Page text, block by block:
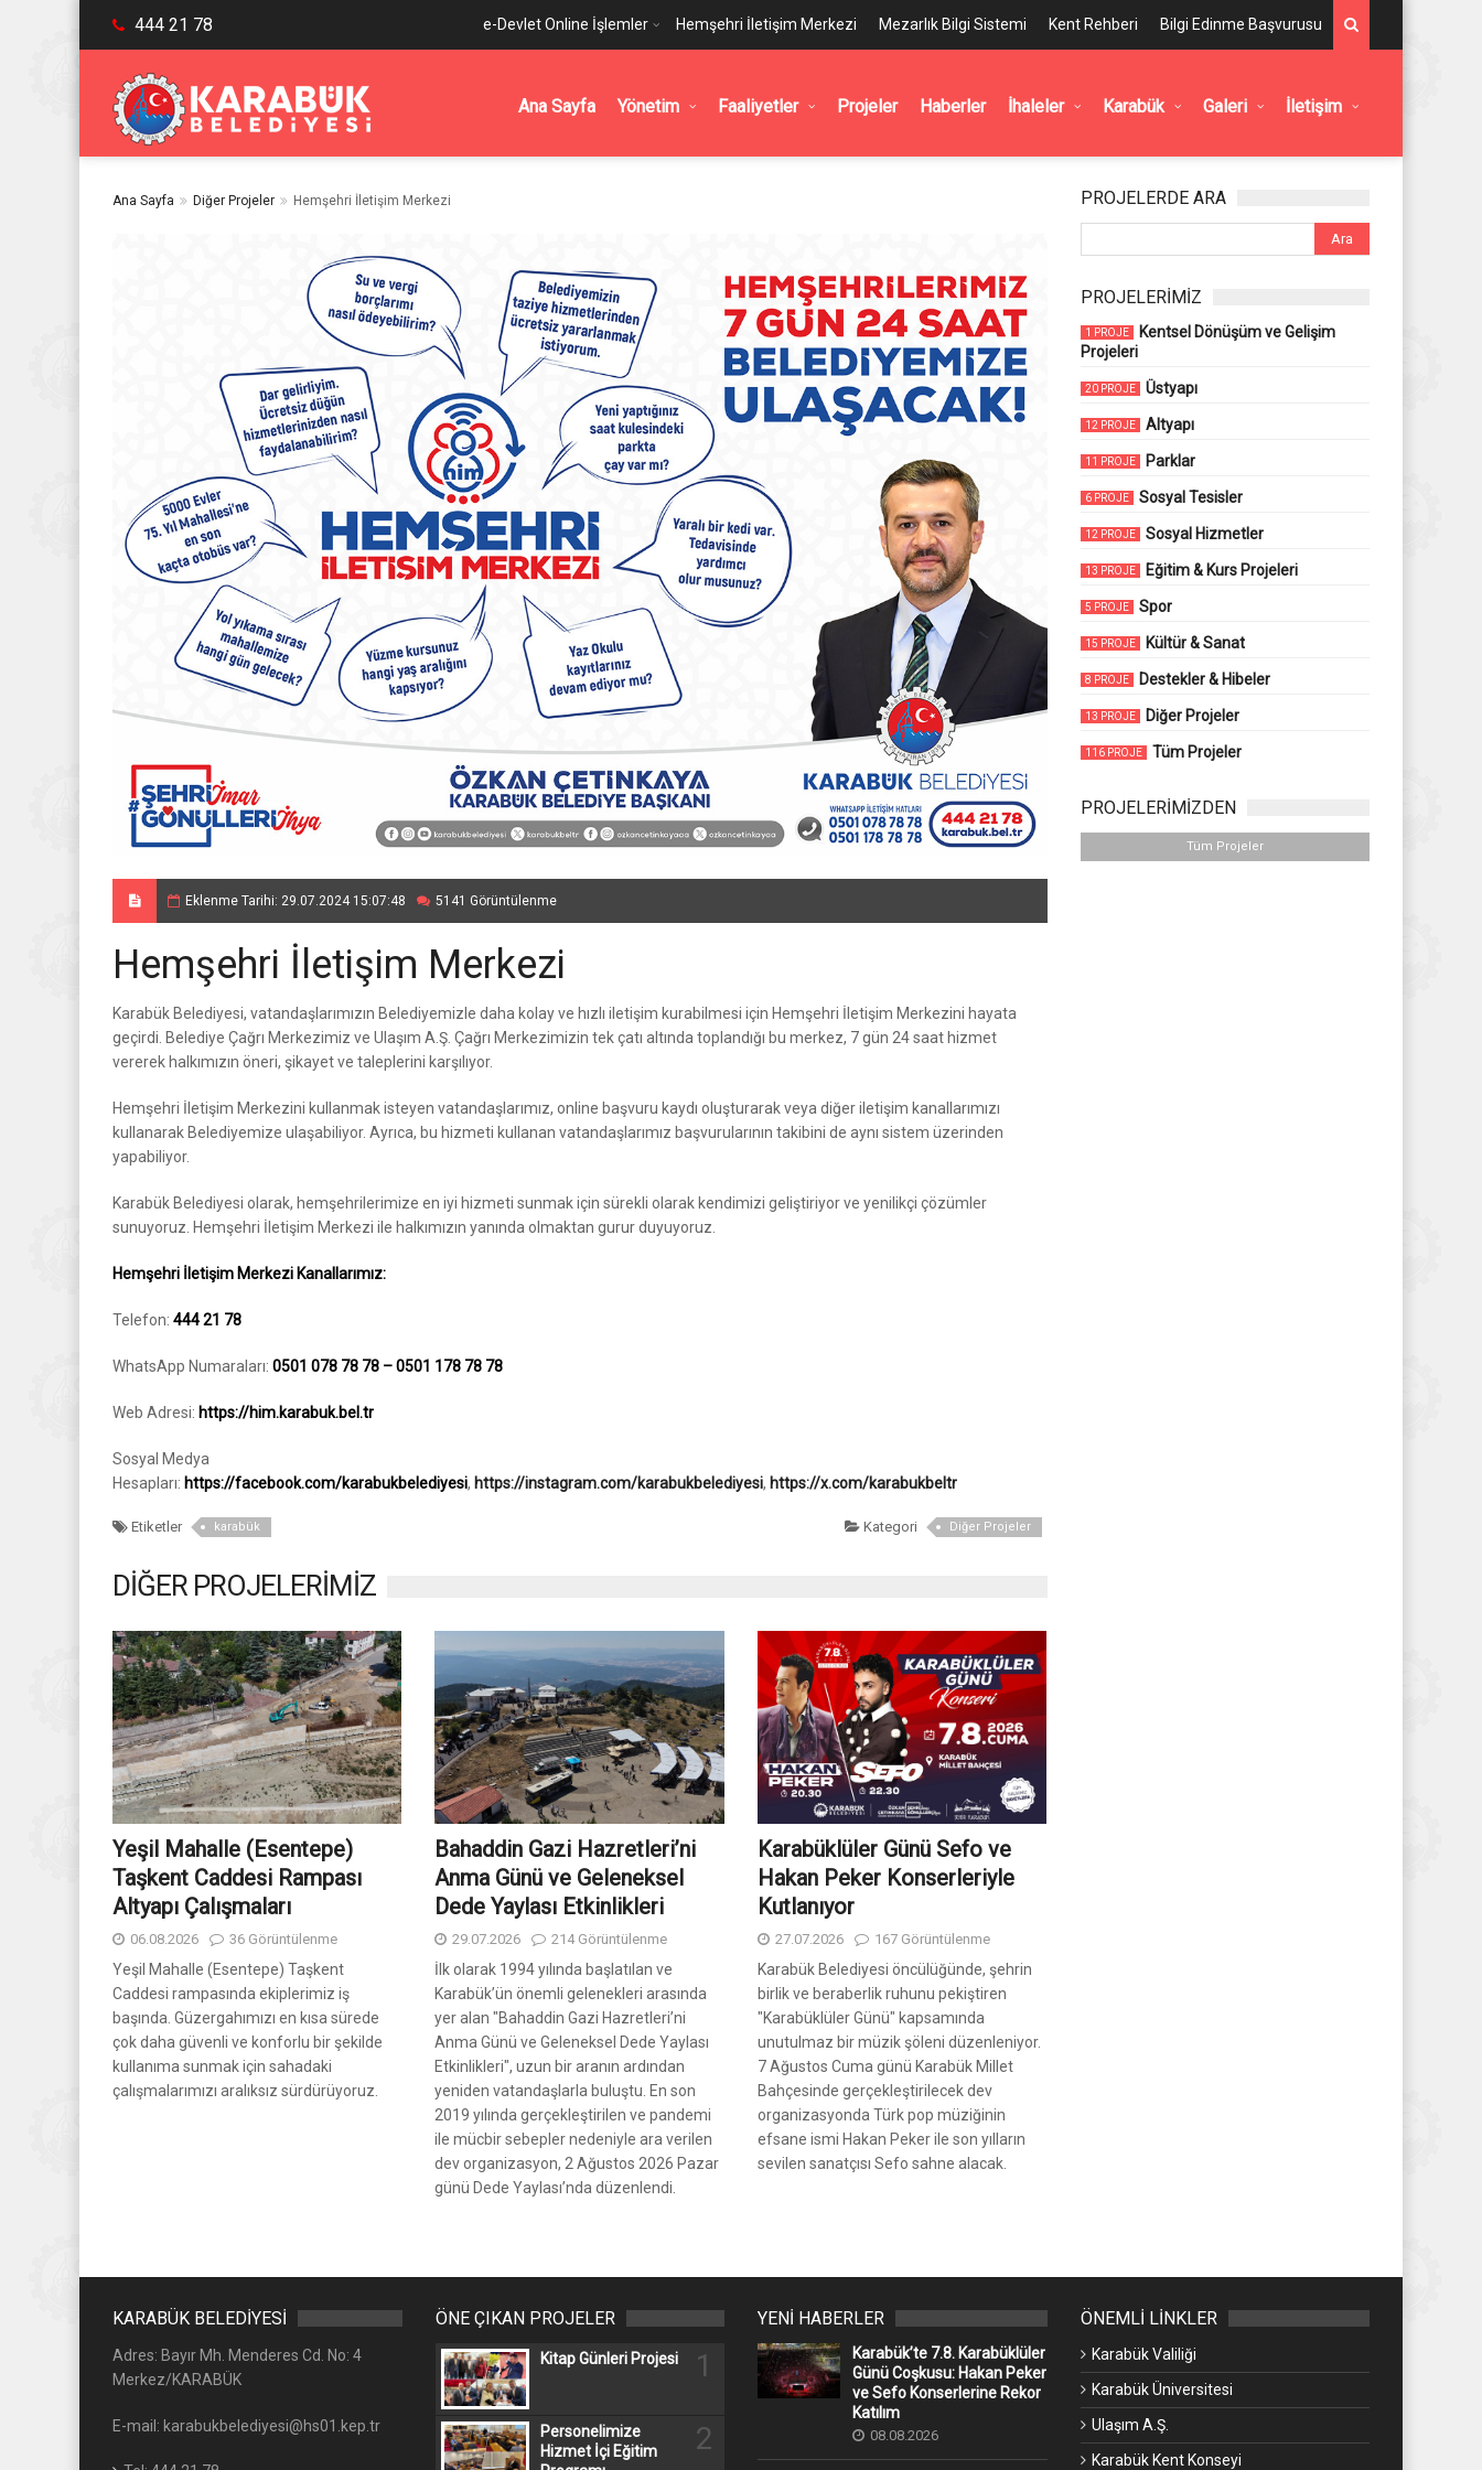
444 21 78 e-Devlet Online İşlemler Hemşehri İletişim Merkezi Mezarlık Bilgi Sistemi Kent Rehberi Bilgi Edinme Başvurusu
Ana Sayfa Yönetim Faaliyetler Projeler Haberler İhaleler Karabük Galeri İletişim
Ana Sayfa Diğer Projeler Hemşehri İletişim Merkezi
Eklenme Tarihi: 29.07.2024 15:07:48 5141 Görüntülenme
Hemşehri İletişim Merkezi
Karabük Belediyesi, vatandaşlarımızın Belediyemizle daha kolay ve hızlı iletişim kurabilmesi için Hemşehri İletişim Merkezini hayata
geçirdi. Belediye Çağrı Merkezimiz ve Ulaşım A.Ş. Çağrı Merkezimizin tek çatı altında toplandığı bu merkez, 7 gün 24 saat hizmet
vererek halkımızın öneri, şikayet ve taleplerini karşılıyor.
Hemşehri İletişim Merkezini kullanmak isteyen vatandaşlarımız, online başvuru kaydı oluşturarak veya diğer iletişim kanallarımızı
kullanarak Belediyemize ulaşabiliyor. Ayrıca, bu hizmeti kullanan vatandaşlarımız başvurularının takibini de aynı sistem üzerinden
yapabiliyor.
Karabük Belediyesi olarak, hemşehrilerimize en iyi hizmeti sunmak için sürekli olarak kendimizi geliştiriyor ve yenilikçi çözümler
sunuyoruz. Hemşehri İletişim Merkezi ile halkımızın yanında olmaktan gurur duyuyoruz.
Hemşehri İletişim Merkezi Kanallarımız:
Telefon: 444 21 78
WhatsApp Numaraları: 0501 078 78 78 – 0501 178 78 78
Web Adresi: https://him.karabuk.bel.tr
Sosyal Medya
Hesapları: https://facebook.com/karabukbelediyesi, https://instagram.com/karabukbelediyesi, https://x.com/karabukbeltr
Etiketler karabük Kategori Diğer Projeler
DİĞER PROJELERİMİZ
Yeşil Mahalle (Esentepe)
Taşkent Caddesi Rampası
Altyapı Çalışmaları
06.08.2026 36 Görüntülenme
Yeşil Mahalle (Esentepe) Taşkent
Caddesi rampasında ekiplerimiz iş
başında. Güzergahımızı en kısa sürede
çok daha güvenli ve konforlu bir şekilde
kullanıma sunmak için sahadaki
çalışmalarımızı aralıksız sürdürüyoruz.
Bahaddin Gazi Hazretleri’ni
Anma Günü ve Geleneksel
Dede Yaylası Etkinlikleri
29.07.2026 214 Görüntülenme
İlk olarak 1994 yılında başlatılan ve
Karabük’ün önemli gelenekleri arasında
yer alan "Bahaddin Gazi Hazretleri’ni
Anma Günü ve Geleneksel Dede Yaylası
Etkinlikleri", uzun bir aranın ardından
yeniden vatandaşlarla buluştu. En son
2019 yılında gerçekleştirilen ve pandemi
ile mücbir sebepler nedeniyle ara verilen
dev organizasyon, 2 Ağustos 2026 Pazar
günü Dede Yaylası’nda düzenlendi.
Karabüklüler Günü Sefo ve
Hakan Peker Konserleriyle
Kutlanıyor
27.07.2026 167 Görüntülenme
Karabük Belediyesi öncülüğünde, şehrin
birlik ve beraberlik ruhunu pekiştiren
"Karabüklüler Günü" kapsamında
unutulmaz bir müzik şöleni düzenleniyor.
7 Ağustos Cuma günü Karabük Millet
Bahçesinde gerçekleştirilecek dev
organizasyonda Türk pop müziğinin
efsane ismi Hakan Peker ile son yılların
sevilen sanatçısı Sefo sahne alacak.
PROJELERDE ARA
PROJELERİMİZ
1 PROJE
Kentsel Dönüşüm ve Gelişim
Projeleri
20 PROJE Üstyapı
12 PROJE Altyapı
11 PROJE Parklar
6 PROJE Sosyal Tesisler
12 PROJE Sosyal Hizmetler
13 PROJE Eğitim & Kurs Projeleri
5 PROJE Spor
15 PROJE Kültür & Sanat
8 PROJE Destekler & Hibeler
13 PROJE Diğer Projeler
116 PROJE Tüm Projeler
PROJELERİMİZDEN
Tüm Projeler
KARABÜK BELEDİYESİ
Adres: Bayır Mh. Menderes Cd. No: 4
Merkez/KARABÜK
E-mail: karabukbelediyesi@hs01.kep.tr
ÖNE ÇIKAN PROJELER
Kitap Günleri Projesi 1
Personelimize
Hizmet İçi Eğitim
2
YENİ HABERLER
Karabük’te 7.8. Karabüklüler
Günü Coşkusu: Hakan Peker
ve Sefo Konserlerine Rekor
Katılım
08.08.2026
ÖNEMLİ LİNKLER
Karabük Valiliği
Karabük Üniversitesi
Ulaşım A.Ş.
Karabük Kent Konseyi